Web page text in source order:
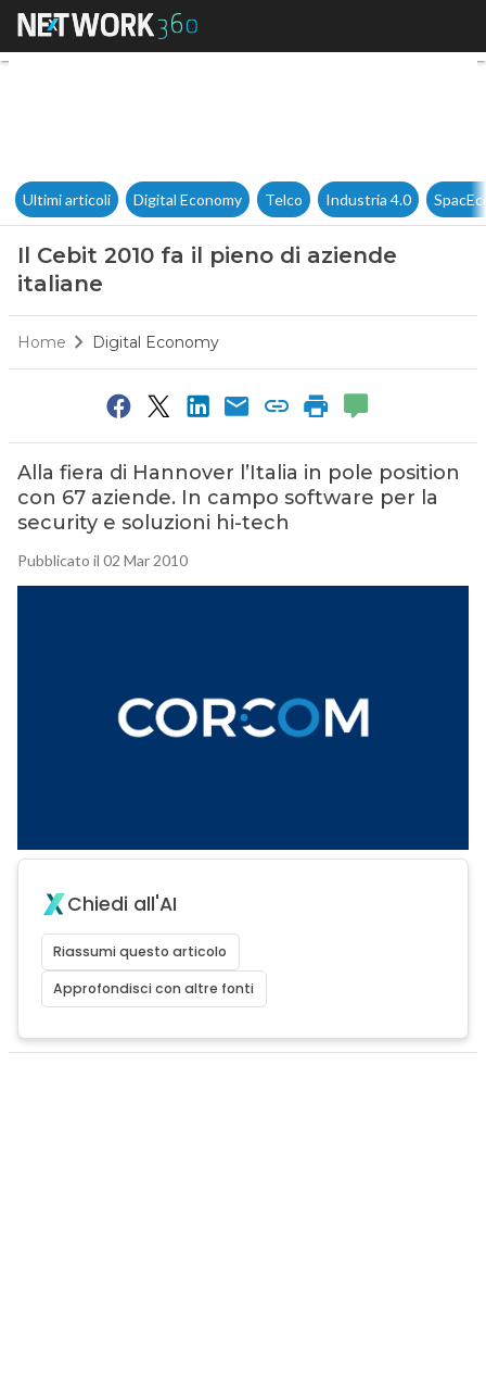
Il Cebit 2010 fa il pieno di
Ultimi articoli Digital Economy Telco Industria 4.0
Il Cebit 2010 fa il pieno di aziende
italiane
Home Digital Economy
Alla fiera di Hannover l’Italia in pole position
con 67 aziende. In campo software per la
security e soluzioni hi-tech
Pubblicato il 02 Mar 2010
Chiedi all'AI
Riassumi questo articolo
Approfondisci con altre fonti